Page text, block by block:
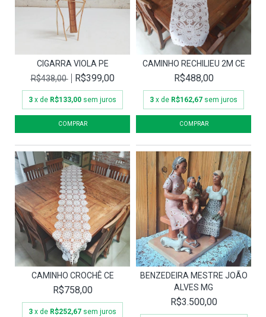
CIGARRA VIOLA PE
R$438,00
R$399,00
3 x de R$133,00 sem juros
CAMINHO RECHILIEU 2M CE
R$488,00
3 x de R$162,67 sem juros
CAMINHO CROCHÊ CE
R$758,00
3 x de R$252,67 sem juros
BENZEDEIRA MESTRE JOÃO
ALVES MG
R$3.500,00